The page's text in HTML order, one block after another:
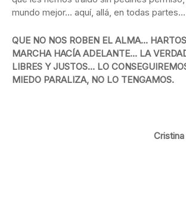
mundo mejor… aquí, allá, en todas partes…
QUE NO NOS ROBEN EL ALMA…
MARCHA HACÍA ADELANTE… LA
LIBRES Y JUSTOS… LO
MIEDO PARALIZA, NO LO TENGAMOS.